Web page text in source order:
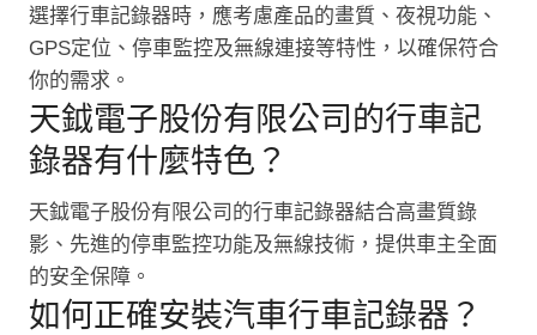
選擇行車記錄器時，應考慮產品的畫質、夜視功能、
GPS定位、停車監控及無線連接等特性，以確保符合
你的需求。
天鉞電子股份有限公司的行車記
錄器有什麼特色？
天鉞電子股份有限公司的行車記錄器結合高畫質錄
影、先進的停車監控功能及無線技術，提供車主全面
的安全保障。
如何正確安裝汽車行車記錄器？